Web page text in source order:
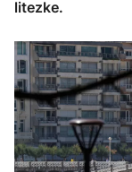
litezke.